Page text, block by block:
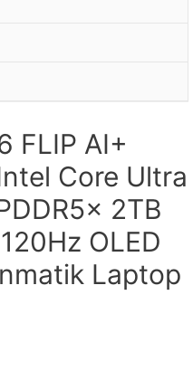
FLIP AI+
Core Ultra
2TB
OLED
Laptop